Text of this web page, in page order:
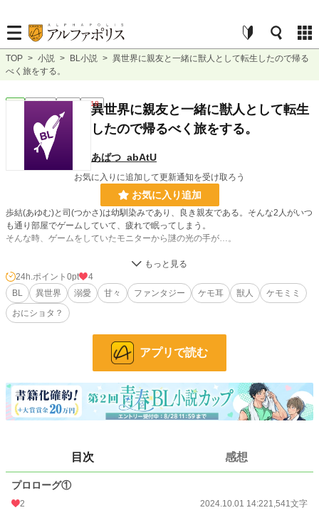
TOP > 小説 > BL小説 > 異世界に親友と一緒に獣人として転生したので帰る
べく旅をする。
連載中 長編 R18
異世界に親友と一緒に獣人として転生
したので帰るべく旅をする。
あばつ_abAtU
お気に入りに追加して更新通知を受け取ろう
お気に入り追加
歩結(あゆむ)と司(つかさ)は幼馴染みであり、良き親友である。そんな2人がいつ
も通り部屋でゲームしていて、疲れで眠ってしまう。
そんな時、ゲームをしていたモニターから謎の光の手が…。
目が覚めると、そこは知らない天井で…？
そんなこんなで異世界へと転生をした幼馴染み2匹(獣人♂)によるBL異世界旅！
声が男の中では高い方で、ゲームなどでダメージを受けた際には可愛い喘ぎ声を
上げることもある。
転生後は白髪と黄金の瞳を持つ小国の王族の猫獣人となる。
大柄な体躯だがとても優しく、包容力のある男の子。
が好きであり、文武両道。
24h.ポイント 0pt
4
BL
異世界 溺愛 甘々 ファンタジー ケモ耳 獣人
ケモミミ
おにショタ？
アプリで読む
目次 感想
プロローグ①
2 2024.10.01 14:221,541文字